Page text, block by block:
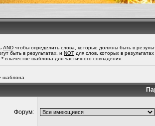
AND чтобы определить слова, которые должны быть в
быть в результатах, и NOT для слов, которых в
в качестве шаблона для частичного совпадения.
шаблона
Форум: